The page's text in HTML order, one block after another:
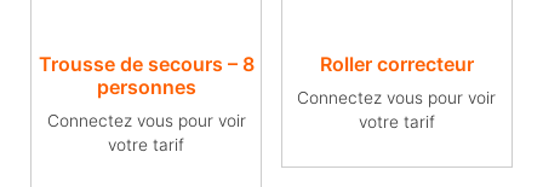
Trousse de secours – 8
personnes
Connectez vous pour voir
votre tarif
Roller correcteur
Connectez vous pour voir
votre tarif